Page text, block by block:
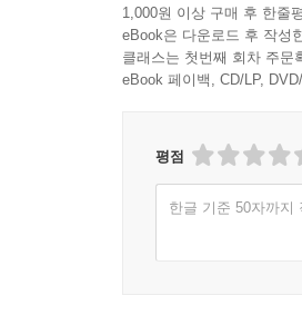
이는 이념이나 이론으
속의 고요함, 묵묵히 버
느티나무에 실려 있는
앙증스럽고 섬약한 눈꽃
1,000원 이상 구매 후 한줄
eBook은 다운로드 후 작성
클래스는 첫번째 회차 주문
eBook 페이백, CD/LP,
평점
한글 기준 50자까지